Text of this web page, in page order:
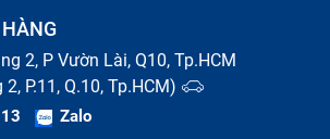
đó, người dùng hoàn toàn có thể
bỉ sau khi thay vỏ iPhone 16. Mọi
đều hoạt động vô cùng trơn tru
2, P Vườn Lài, Q10, Tp.HCM
P.11, Q.10, Tp.HCM)
Zalo